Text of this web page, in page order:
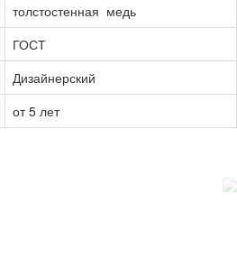
толстостенная медь
ГОСТ
Дизайнерский
от 5 лет